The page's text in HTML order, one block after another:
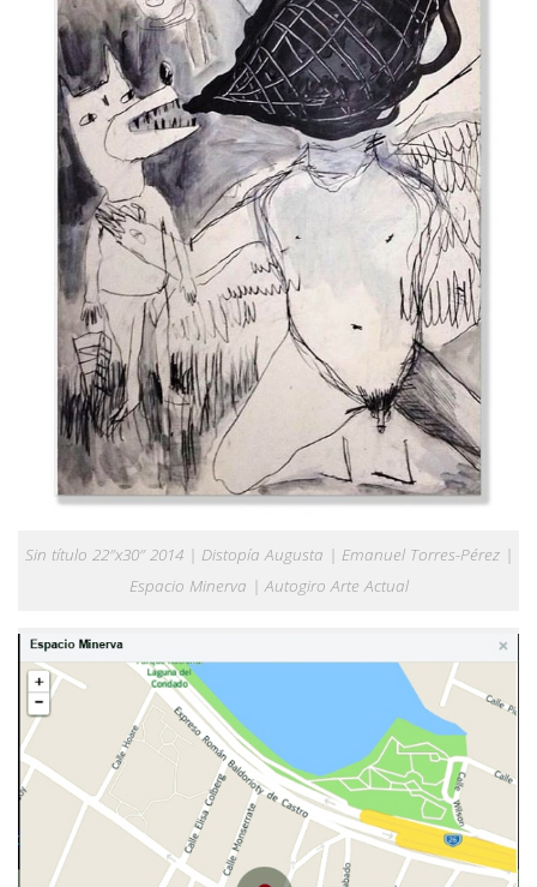
Sin título 22″x30″ 2014 | Distopía Augusta | Emanuel Torres-Pérez |
Espacio Minerva | Autogiro Arte Actual